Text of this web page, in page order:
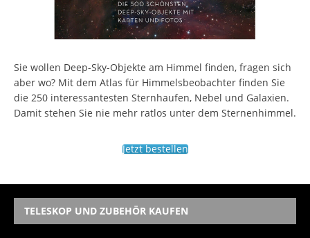
Sie wollen Deep-Sky-Objekte am Himmel finden, fragen sich
aber wo? Mit dem Atlas für Himmelsbeobachter finden Sie
die 250 interessantesten Sternhaufen, Nebel und Galaxien.
Damit stehen Sie nie mehr ratlos unter dem Sternenhimmel.
Jetzt bestellen
TELESKOP UND ZUBEHÖR KAUFEN